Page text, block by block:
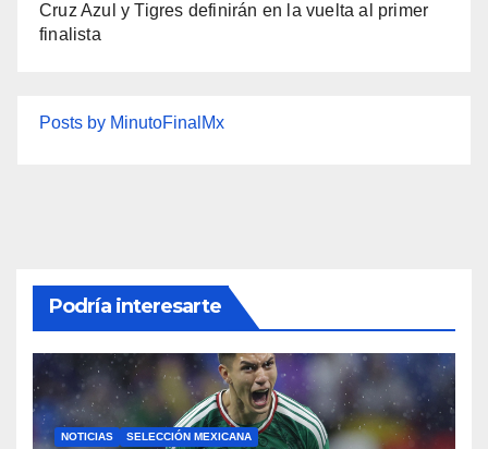
Cruz Azul y Tigres definirán en la vuelta al primer
finalista
Posts by MinutoFinalMx
Podría interesarte
NOTICIAS SELECCIÓN MEXICANA